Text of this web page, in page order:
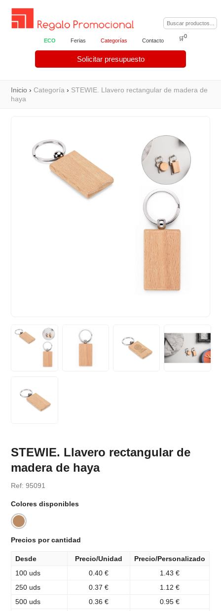
ECO Ferias Categorías Contacto
Solicitar presupuesto
🛒0
Inicio ›Categoría › STEWIE. Llavero rectangular de madera de
haya
STEWIE. Llavero rectangular de
madera de haya
Ref: 95091
Colores disponibles
Precios por cantidad
Desde Precio/Unidad
Precio/Personalizado
100 uds
0.40 €
1.43 €
250 uds
0.37 €
1.12 €
500 uds
0.36 €
0.95 €